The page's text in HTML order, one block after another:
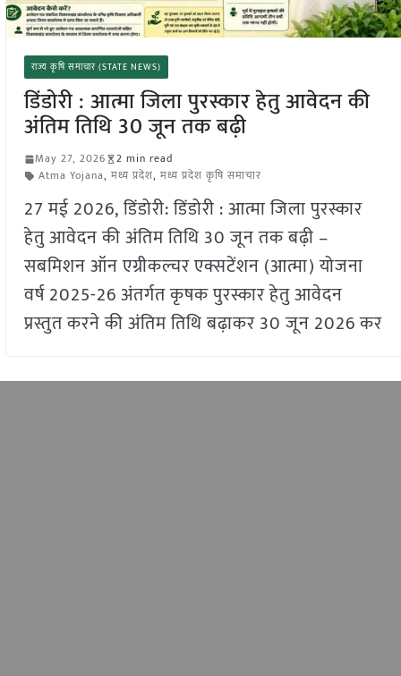
राज्य कृषि समाचार (STATE NEWS)
डिंडोरी : आत्मा जिला पुरस्कार हेतु आवेदन की
अंतिम तिथि 30 जून तक बढ़ी
May 27, 2026
2 min read
Atma Yojana, मध्य प्रदेश, मध्य प्रदेश कृषि समाचार
27 मई 2026, डिंडोरी: डिंडोरी : आत्मा जिला पुरस्कार
हेतु आवेदन की अंतिम तिथि 30 जून तक बढ़ी –
सबमिशन ऑन एग्रीकल्चर एक्सटेंशन (आत्मा) योजना
वर्ष 2025-26 अंतर्गत कृषक पुरस्कार हेतु आवेदन
प्रस्तुत करने की अंतिम तिथि बढ़ाकर 30 जून 2026 कर